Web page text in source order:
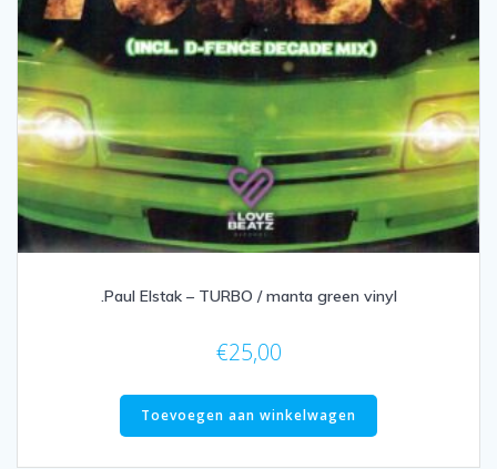
.Paul Elstak – TURBO / manta green vinyl
€25,00
Toevoegen aan winkelwagen